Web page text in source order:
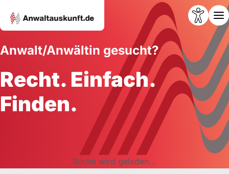
Anwalt/Anwältin gesucht?
Recht. Einfach.
Finden.
Suche wird geladen...